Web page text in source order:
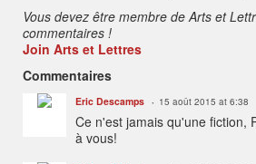
Vous devez être membre de Arts et
commentaires !
Join Arts et Lettres
Commentaires
Eric Descamps 15 août 2015 at 6:38
Ce n'est jamais qu'une fiction,
à vous!